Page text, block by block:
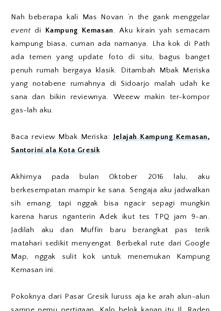
Nah beberapa kali Mas Novan ‘n the gank menggelar
event di Kampung Kemasan. Aku kirain yah semacam
kampung biasa, cuman ada namanya. Lha kok di Path
ada temen yang update foto di situ, bagus banget
penuh rumah bergaya klasik. Ditambah Mbak Meriska
yang notabene rumahnya di Sidoarjo malah udah ke
sana dan bikin reviewnya. Weeew makin ter-kompor
gas-lah aku.
Baca review Mbak Meriska: Jelajah Kampung Kemasan,
Santorini ala Kota Gresik
Akhirnya pada bulan Oktober 2016 lalu, aku
berkesempatan mampir ke sana. Sengaja aku jadwalkan
sih emang, tapi nggak bisa ngacir sepagi mungkin
karena harus nganterin Adek ikut tes TPQ jam 9-an.
Jadilah aku dan Muffin baru berangkat pas terik
matahari sedikit menyengat. Berbekal rute dari Google
Map, nggak sulit kok untuk menemukan Kampung
Kemasan ini.
Pokoknya dari Pasar Gresik luruss aja ke arah alun-alun